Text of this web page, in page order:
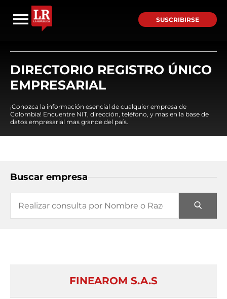
SUSCRIBIRSE
DIRECTORIO REGISTRO ÚNICO
EMPRESARIAL
¡Conozca la información esencial de cualquier empresa de
Colombia! Encuentre NIT, dirección, teléfono, y mas en la base de
datos empresarial mas grande del país.
Buscar empresa
FINEAROM S.A.S